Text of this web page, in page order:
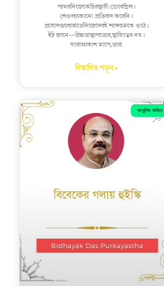
পাথরনিজেকেচিরস্থায়ী ভেবেছিল।
শেওলাকোনো প্রতিবাদ করেনি।
প্রাসাদগুলোরাতেনিজেদেরই শব্দেচমকে ওঠে।
ইট জানে—উচ্চতাস্থাপত্যের,স্থায়িত্বের নয়।
যারাআকাশ মাপে,তারা
বিস্তারিত পড়ুন »
আধুনিক কবিতা